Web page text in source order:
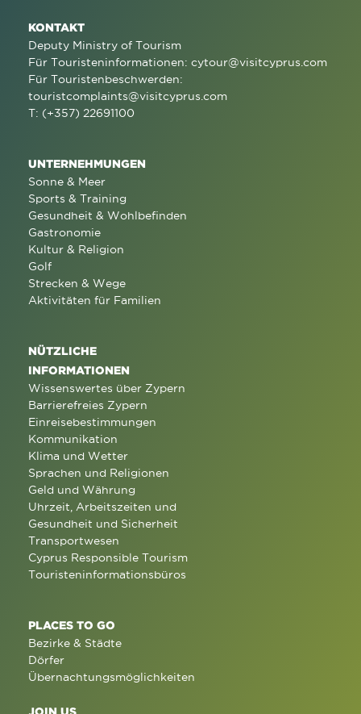
KONTAKT
Deputy Ministry of Tourism
Für Touristeninformationen: cytour@visitcyprus.com
Für Touristenbeschwerden:
touristcomplaints@visitcyprus.com
T: (+357) 22691100
UNTERNEHMUNGEN
Sonne & Meer
Sports & Training
Gesundheit & Wohlbefinden
Gastronomie
Kultur & Religion
Golf
Strecken & Wege
Aktivitäten für Familien
NÜTZLICHE
INFORMATIONEN
Wissenswertes über Zypern
Barrierefreies Zypern
Einreisebestimmungen
Kommunikation
Klima und Wetter
Sprachen und Religionen
Geld und Währung
Uhrzeit, Arbeitszeiten und
Gesundheit und Sicherheit
Transportwesen
Cyprus Responsible Tourism
Touristeninformationsbüros
PLACES TO GO
Bezirke & Städte
Dörfer
Übernachtungsmöglichkeiten
JOIN US